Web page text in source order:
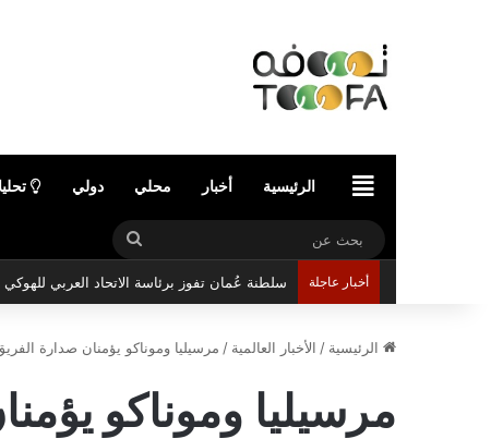
الرئيسيةالرئيسية أخبار محلي دولي
بحث
عن
أخبار عاجلة سلطنة عُمان تفوز برئاسة الاتحاد العربي
الرئيسية / الأخبار العالمية / مرسيليا وموناكو يؤمنان صدارة
مرسيليا وموناكو